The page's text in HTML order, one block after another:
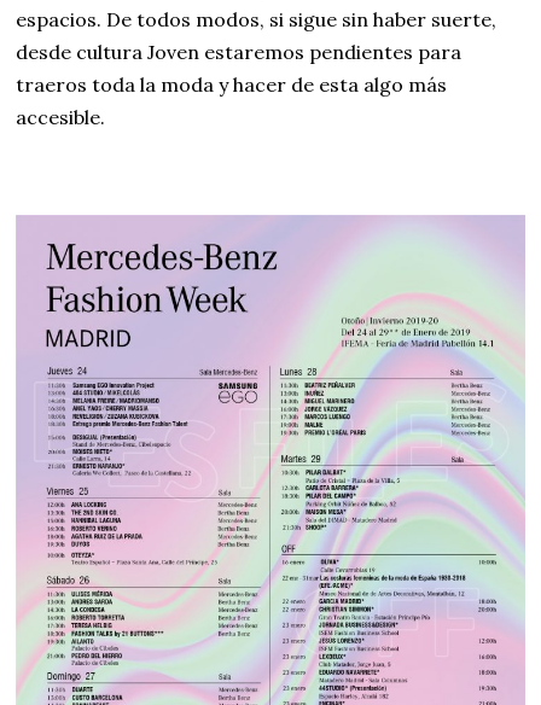
espacios. De todos modos, si sigue sin haber suerte,
desde cultura Joven estaremos pendientes para
traeros toda la moda y hacer de esta algo más
accesible.